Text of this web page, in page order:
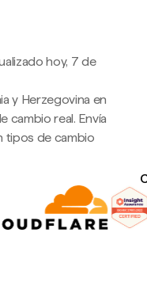
hoy, 7 de
y Herzegovina en
cambio real. Envía
tipos de cambio